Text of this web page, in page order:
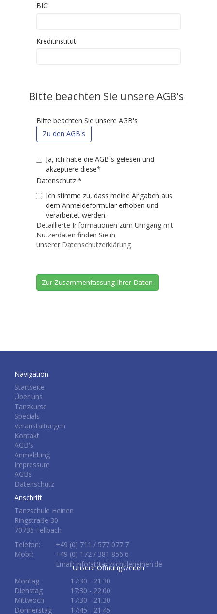
BIC:
Kreditinstitut:
Bitte beachten Sie unsere AGB's
Bitte beachten Sie unsere AGB's
Zu den AGB's
Ja, ich habe die AGB´s gelesen und
akzeptiere diese*
Datenschutz *
Ich stimme zu, dass meine Angaben aus
dem Anmeldeformular erhoben und
verarbeitet werden.
Detaillierte Informationen zum Umgang mit
Nutzerdaten finden Sie in
unserer Datenschutzerklärung
Navigation
Startseite
Über uns
Tanzkurse
Specials
Veranstaltungen
Kontakt
AGB's
Anmeldung
Impressum
AGBs
Datenschutz
Anschrift
Tanzschule Heinen
Ringstraße 30
70736 Fellbach
Telefon:
+49 (0) 711 / 577 077 7
Mobil:
+49 (0) 172 / 381 856 6
Email: info(at)tanzschuleheinen.de
Unsere Öffnungszeiten
Montag
17:30 - 21:30
Dienstag
17:30 - 22:00
Mittwoch
17:30 - 21:30
Donnerstag
17:45 - 21:45